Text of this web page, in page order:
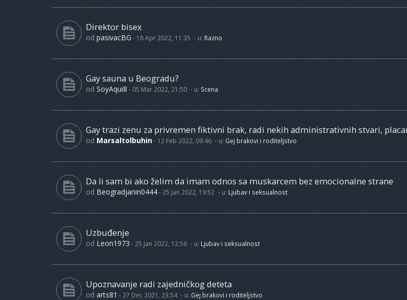
Direktor bisex
od pasivacBG - 18 Apr 2022, 11:35 - u: Razno
Gay sauna u Beogradu?
od SoyAqui8 - 05 Mar 2022, 21:50 - u: Scena
Gay trazi zenu za privremen fiktivni brak, radi nekih administrativnih stvari,
od Marsaltolbuhin- 12 Feb 2022, 09:46 - u: Gej brakovi i roditeljstvo
Da li sam bi ako želim da imam odnos sa muskarcem bez emocionalne strane
od Beogradjanin0444- 25 Jan 2022, 19:52 - u: Ljubav i seksualnost
Uzbuđenje
od Leon1973 - 25 Jan 2022, 12:56 - u: Ljubav i seksualnost
Upoznavanje radi zajedničkog deteta
od arts81 - 27 Dec 2021, 23:54 - u: Gej brakovi i roditeljstvo